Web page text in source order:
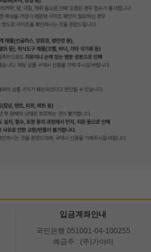
입금계좌안내
국민은행 051001-04-100255
예금주 : (주)가야미